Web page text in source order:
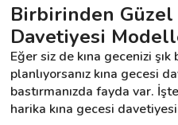
İletişim
Kariyer
Blog
Birbirinden Güzel
Davetiyesi
Eğer siz de kına gecenizi
planlıyorsanız kına gecesi
bastırmanızda fayda var.
harika kına gecesi